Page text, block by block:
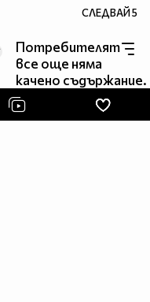
СЛЕДВАЙ5
Потребителят
все още няма
качено съдържание.